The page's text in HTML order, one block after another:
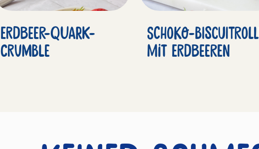
Erdbeer-Quark-
Crumble
Schoko-
mit Erdbeeren